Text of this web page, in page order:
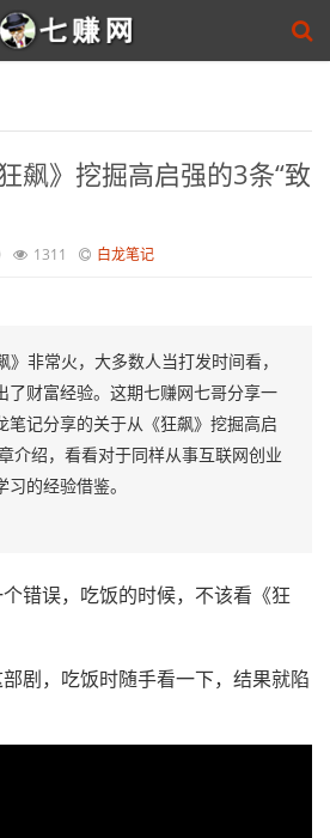
飙》挖掘高启强的3条“致
1311 白龙笔记
》非常火，大多数人当打发时间看，
了财富经验。这期七赚网七哥分享一
笔记分享的关于从《狂飙》挖掘高启
介绍，看看对于同样从事互联网创业
的经验借鉴。
误，吃饭的时候，不该看《狂
，吃饭时随手看一下，结果就陷